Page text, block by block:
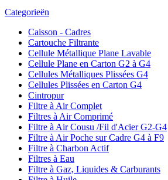
Categorieën
Caisson - Cadres
Cartouche Filtrante
Cellule Métallique Plane Lavable
Cellule Plane en Carton G2 à G4
Cellules Métalliques Plissées G4
Cellules Plissées en Carton G4
Cintropur
Filtre à Air Complet
Filtres à Air Comprimé
Filtre à Air Cousu /Fil d'Acier G2-G4
Filtre à Air Poche sur Cadre G4 à F9
Filtre à Charbon Actif
Filtres à Eau
Filtre à Gaz, Liquides & Carburants